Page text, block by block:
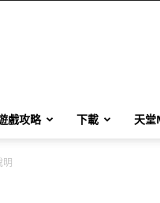
戲攻略 下載 天堂
明